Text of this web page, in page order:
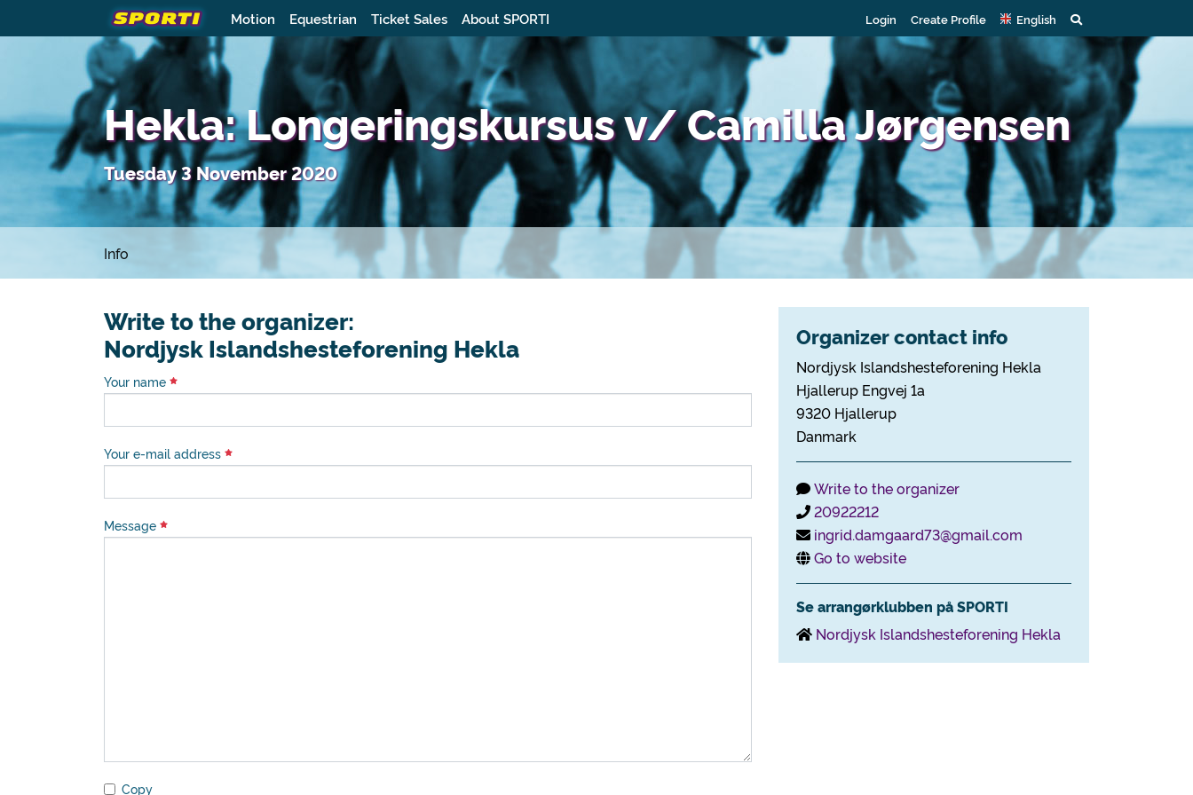
Motion Equestrian Ticket Sales About SPORTI Login Create Profile English
Hekla: Longeringskursus v/ Camilla Jørgensen
Tuesday 3 November 2020
Info
Write to the organizer:
Nordjysk Islandshesteforening Hekla
Your name
Your e-mail address
Message
Copy
Organizer contact info
Nordjysk Islandshesteforening Hekla
Hjallerup Engvej 1a
9320 Hjallerup
Danmark
Write to the organizer
20922212
ingrid.damgaard73@gmail.com
Go to website
Se arrangørklubben på SPORTI
Nordjysk Islandshesteforening Hekla